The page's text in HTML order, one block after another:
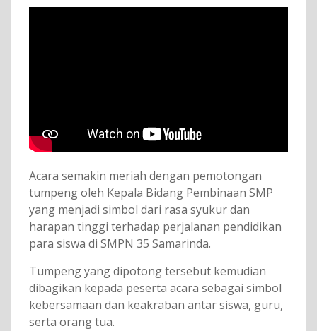
Acara semakin meriah dengan pemotongan
tumpeng oleh Kepala Bidang Pembinaan SMP
yang menjadi simbol dari rasa syukur dan
harapan tinggi terhadap perjalanan pendidikan
para siswa di SMPN 35 Samarinda.
Tumpeng yang dipotong tersebut kemudian
dibagikan kepada peserta acara sebagai simbol
kebersamaan dan keakraban antar siswa, guru,
serta orang tua.